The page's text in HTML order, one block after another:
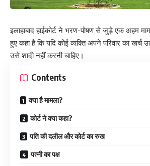
इलाहाबाद हाईकोर्ट ने भरण-पोषण से जुड़े एक अहम
हुए कहा है कि यदि कोई व्यक्ति अपने परिवार का खर्च
उसे शादी नहीं करनी चाहिए।
Contents
क्या है मामला?
कोर्ट ने क्या कहा?
पति की दलील और कोर्ट का रुख
पत्नी का पक्ष